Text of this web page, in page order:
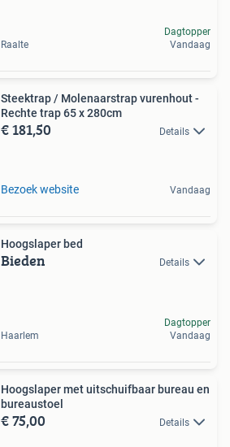
Raalte
Dagtopper
Vandaag
Steektrap / Molenaarstrap vurenhout -
Rechte trap 65 x 280cm
€ 181,50 Details
Bezoek website Vandaag
Hoogslaper bed
Bieden Details
Haarlem
Dagtopper
Vandaag
Hoogslaper met uitschuifbaar bureau en
bureaustoel
€ 75,00 Details